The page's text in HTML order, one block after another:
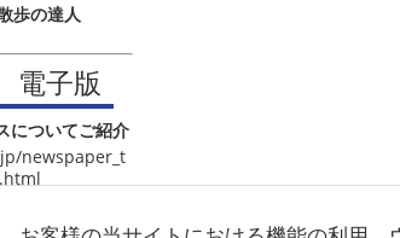
歩の達人
電子版
についてご紹介
newspaper_t